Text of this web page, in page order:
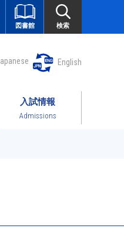
図書館 検索
English
入試情報
Admissions